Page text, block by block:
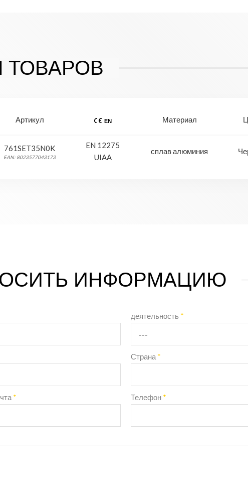
ТОВАРОВ
Артикул Материал
761SET35N0K
EAN: 8023577043173
EN 12275
UIAA
сплав алюминия
ИНФОРМАЦИЮ
деятельность *
Страна *
* Телефон *